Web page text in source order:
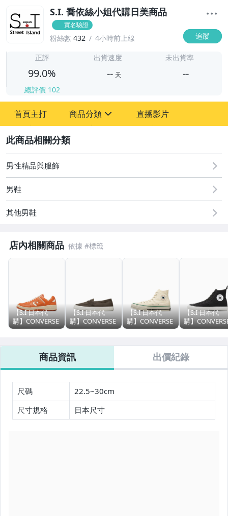
S.I. 喬依絲小姐代購日美商品
實名驗證
粉絲數 432 4小時前上線 追蹤
正評
99.0%
總評價 102
出貨速度
-- 天
未出貨率
--
首頁主打 商品分類
男性精品與服飾
直播影片
男性精品與服飾
男鞋
其他男鞋
店內相關商品
【S.I 日本代
購】CONVERSE
japan COURT
WEAPON CC AG
【S.I 日本代
購】CONVERSE
japan CLASSIC
CXP LOAFER
【S.I 日本代
購】CONVERSE
japan ALL STAR
Davis
【S.I 日本代
購】
japan ALL
商品資訊 出價紀錄
尺碼
22.5~30cm
尺寸規格
日本尺寸